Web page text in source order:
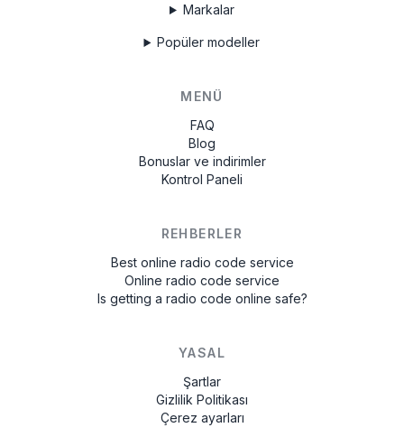
Markalar
Popüler modeller
MENÜ
FAQ
Blog
Bonuslar ve indirimler
Kontrol Paneli
REHBERLER
Best online radio code service
Online radio code service
Is getting a radio code online safe?
YASAL
Şartlar
Gizlilik Politikası
Çerez ayarları